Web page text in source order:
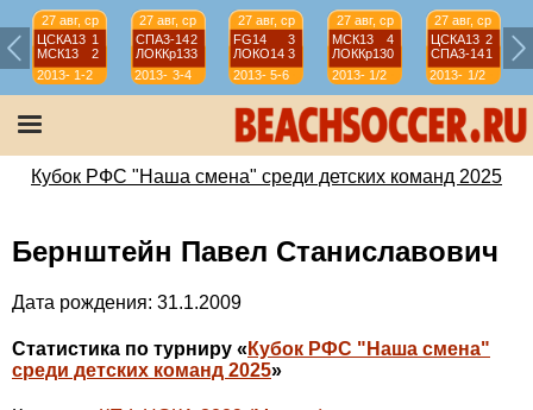
27 авг, ср
ЦСКА13 1
МСК13
2
2013-
2014
1-2
27 авг, ср
СПА3-142
ЛОККр133
2013-
2014
3-4
27 авг, ср
FG14
3
ЛОКО14 3
2013-
2014
5-6
27 авг, ср
МСК13
4
ЛОККр130
2013-
2014
1/2
27 авг, ср
ЦСКА13 2
СПА3-141
2013-
2014
1/2
Кубок РФС "Наша смена" среди детских команд 2025
Бернштейн Павел Станиславович
Дата рождения: 31.1.2009
Статистика по турниру « Кубок РФС "Наша смена"
среди детских команд 2025»